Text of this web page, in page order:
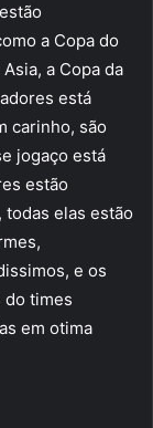
a Copa do
a Copa da
está
carinho, são
jogaço está
estão
elas estão
e os
do times
em otima